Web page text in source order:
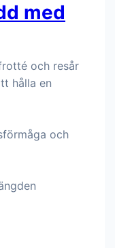
med
och resår
hålla en
och